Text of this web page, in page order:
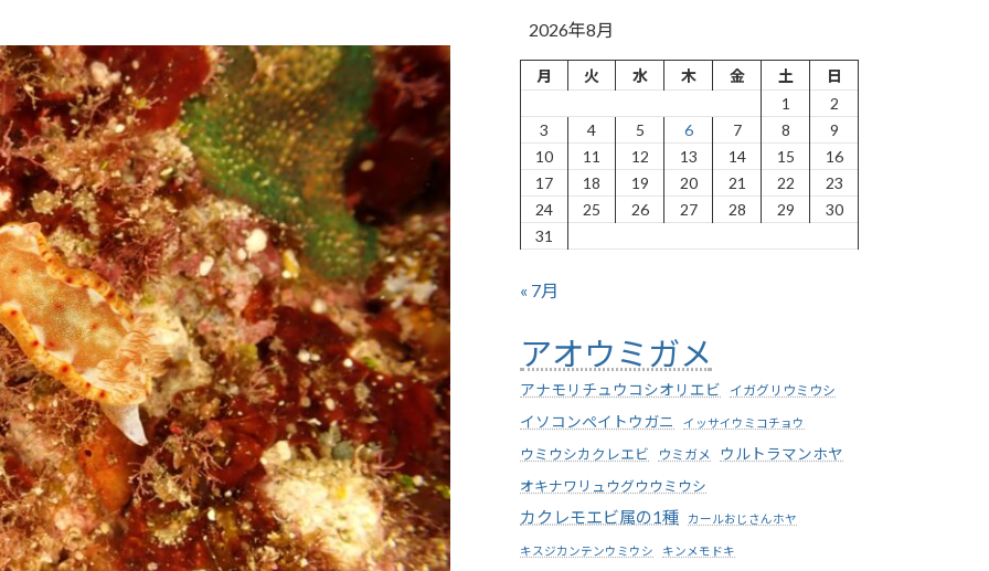
2026年8月
月 火 水 木 金 土
日
1
2
3
4 5 6 7 8
9
10
11 12 13 14 15
16
17
18 19 20 21 22
23
24
25 26 27 28 29
30
31
« 7月
アオウミガメ
アナモリチュウコシオリエビ イガグリウミウシ
イソコンペイトウガニ イッサイウミコチョウ
ウミウシカクレエビ ウミガメ
ウルトラマンホヤ
オキナワリュウグウウミウシ
カクレモエビ属の1種 カールおじさんホヤ
キスジカンテンウミウシ キンメモドキ